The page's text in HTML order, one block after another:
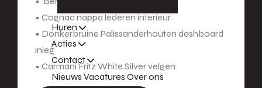
Huren
Acties
Contact
Nieuws Vacatures Over ons
• Cognac nappa lederen interieur
• Donkerbruine Palissanderhouten dashboard
inleg
• Carmani Fritz White Silver velgen